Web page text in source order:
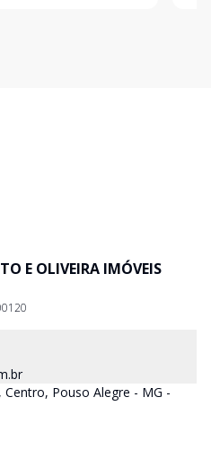
E OLIVEIRA IMÓVEIS
Pouso Alegre - MG -